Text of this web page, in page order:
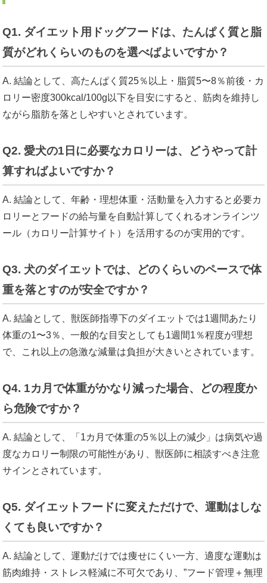
Q1. ダイエット用ドッグフードは、たんぱく質と脂
質がどれくらいのものを選べばよいですか？
A. 結論として、高たんぱく質25％以上・脂質5〜8％前後・カ
ロリー密度300kcal/100g以下を目安にすると、筋肉を維持し
ながら脂肪を落としやすいとされています。
Q2. 愛犬の1日に必要なカロリーは、どうやって計
算すればよいですか？
A. 結論として、年齢・理想体重・活動量を入力すると必要カ
ロリーとフードの給与量を自動計算してくれるオンラインツ
ール（カロリー計算サイト）を活用するのが実用的です。
Q3. 犬のダイエットでは、どのくらいのペースで体
重を落とすのが安全ですか？
A. 結論として、獣医師指導下のダイエットでは1週間あたり
体重の1〜3％、一般的な目安としても1週間1％程度が理想
で、これ以上の急激な減量は負担が大きいとされています。
Q4. 1カ月で体重がかなり減った場合、どの程度か
ら危険ですか？
A. 結論として、「1カ月で体重の5％以上の減少」は病気や過
度なカロリー制限の可能性があり、獣医師に相談すべき注意
サインとされています。
Q5. ダイエットフードに変えただけで、運動はしな
くても良いですか？
A. 結論として、運動だけでは痩せにくい一方、適度な運動は
筋肉維持・ストレス軽減に不可欠であり、”フード管理＋無理